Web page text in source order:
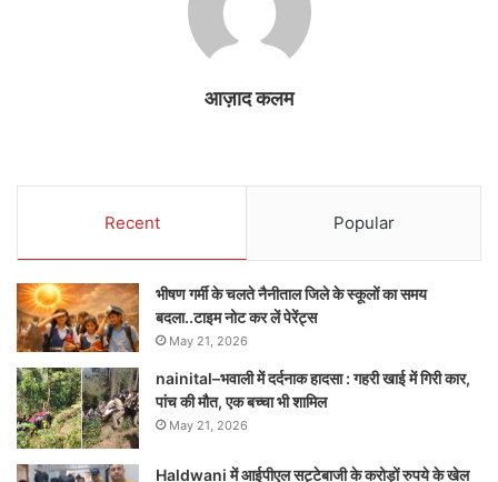
आज़ाद कलम
Recent Popular
भीषण गर्मी के चलते नैनीताल जिले के स्कूलों का समय
बदला..टाइम नोट कर लें पेरेंट्स
May 21, 2026
nainital–भवाली में दर्दनाक हादसा : गहरी खाई में गिरी कार,
पांच की मौत, एक बच्चा भी शामिल
May 21, 2026
Haldwani में आईपीएल सट्टेबाजी के करोड़ों रुपये के खेल